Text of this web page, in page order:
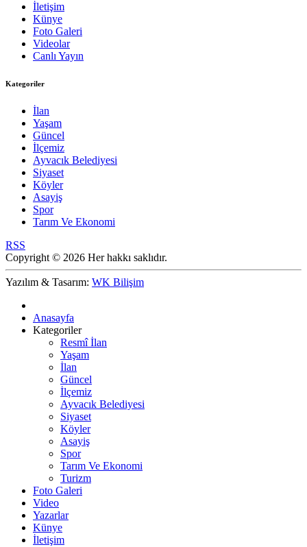
İletişim
Künye
Foto Galeri
Videolar
Canlı Yayın
Kategoriler
İlan
Yaşam
Güncel
İlçemiz
Ayvacık Belediyesi
Siyaset
Köyler
Asayiş
Spor
Tarım Ve Ekonomi
RSS
Copyright © 2026 Her hakkı saklıdır.
Yazılım & Tasarım: WK Bilişim
Anasayfa
Kategoriler
Resmî İlan
Yaşam
İlan
Güncel
İlçemiz
Ayvacık Belediyesi
Siyaset
Köyler
Asayiş
Spor
Tarım Ve Ekonomi
Turizm
Foto Galeri
Video
Yazarlar
Künye
İletişim